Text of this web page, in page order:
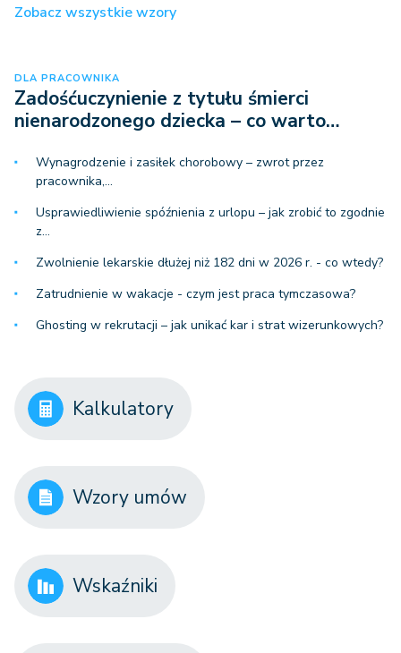
Zobacz wszystkie wzory
DLA PRACOWNIKA
Zadośćuczynienie z tytułu śmierci
nienarodzonego dziecka – co warto…
Wynagrodzenie i zasiłek chorobowy – zwrot przez
pracownika,…
Usprawiedliwienie spóźnienia z urlopu – jak zrobić to zgodnie
z…
Zwolnienie lekarskie dłużej niż 182 dni w 2026 r. - co wtedy?
Zatrudnienie w wakacje - czym jest praca tymczasowa?
Ghosting w rekrutacji – jak unikać kar i strat wizerunkowych?
Kalkulatory
Wzory umów
Wskaźniki